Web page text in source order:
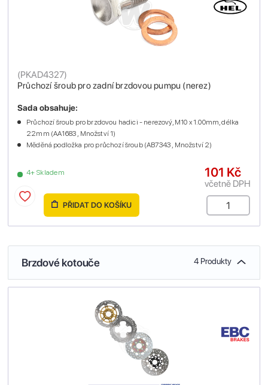
Průchozí šroub pro zadní brzdovou pumpu (nerez)
(PKAD4327)
4+ Skladem
Sada obsahuje:
Průchozí šroub pro brzdovou hadici - nerezový, M10 x 1.00mm, délka
22mm (AA1683 , Množství 1)
Měděná podložka pro průchozí šroub (AB7343 , Množství 2)
101 Kč
včetně DPH
PŘIDAT DO KOŠÍKU
Brzdové kotouče 4 Produkty